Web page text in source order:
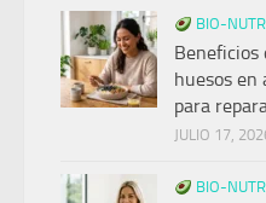
BIO-
Beneficios
huesos en
para
JULIO 17,
BIO-